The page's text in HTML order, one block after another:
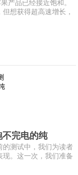
产品已经接近饱和。
想获得超高速增长，
不完电的纯
的测试中，我们为读者
。这一次，我们准备